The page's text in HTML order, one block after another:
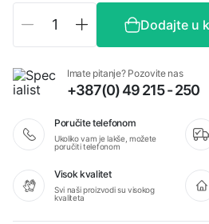
Radne
rukavice
građevinske
GRIPMAX
lateks
Dodajte u
Imate pitanje? Pozovite nas
+387(0) 49 215 - 250
Poručite telefonom
Ukoliko vam je lakše, možete
poručiti telefonom
Visok kvalitet
Svi naši proizvodi su visokog
kvaliteta